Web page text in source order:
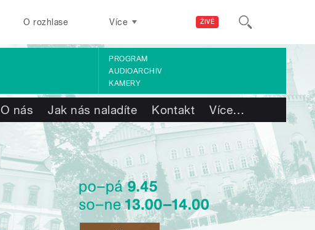
ŽIVĚ
O rozhlase Více
PROGRAM
AUDIOARCHIV
KAMERY
O nás Jak nás naladíte Kontakt Více…